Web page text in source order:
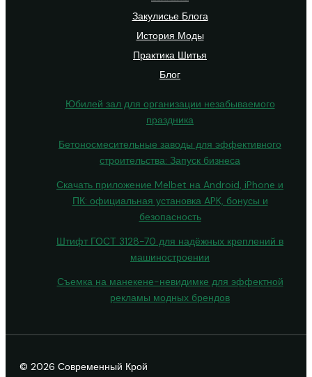
Закулисье Блога
История Моды
Практика Шитья
Блог
Юбилей зал для организации незабываемого
праздника
Бетоносмесительные заводы для эффективного
строительства: Запуск бизнеса
Скачать приложение Melbet на Android, iPhone и
ПК: официальная установка APK, бонусы и
безопасность
Штифт ГОСТ 3128-70 для надёжных креплений в
машиностроении
Съемка на манекене-невидимке для эффектной
рекламы модных брендов
© 2026 Современный Крой